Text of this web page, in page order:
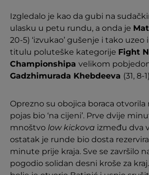
Izgledalo je kao da gubi na
ulasku u petu rundu, a onda je
20-5) ‘izvukao’ gušenje i tako
titulu poluteške kategorije Fight
Championshipa velikom
Gadzhimurada Khebdeeva (31, 8-
Oprezno su obojica boraca otvorila
pojas bio ‘na cijeni’. Prve dvije
mnoštvo low kickova između dva
ostatak je runde bio dosta
minute prije kraja. Sve se završilo
pogodio solidan desni kroše za